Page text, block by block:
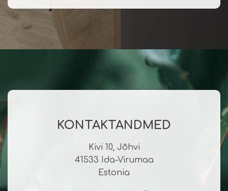
KONTAKTANDMED
Kivi 10, Jõhvi
41533 Ida-Virumaa
Estonia